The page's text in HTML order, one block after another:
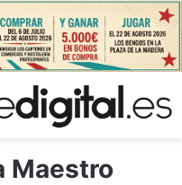
Maestro